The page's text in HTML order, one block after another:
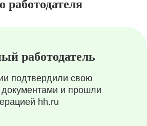
работодателя
работодатель
подтвердили свою
документами и прошли
hh.ru